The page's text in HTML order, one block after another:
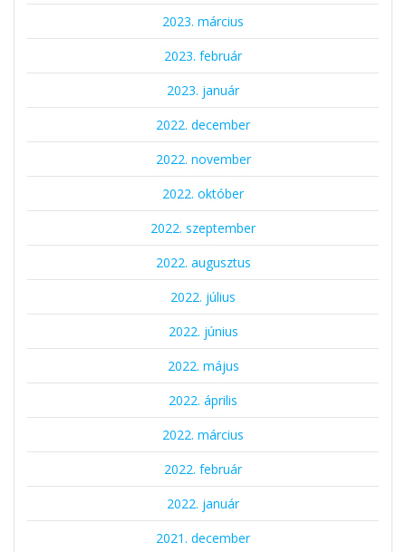
2023. március
2023. február
2023. január
2022. december
2022. november
2022. október
2022. szeptember
2022. augusztus
2022. július
2022. június
2022. május
2022. április
2022. március
2022. február
2022. január
2021. december